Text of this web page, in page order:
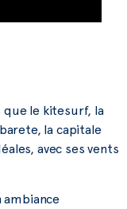
le kitesurf, la
la capitale
avec ses vents
ambiance